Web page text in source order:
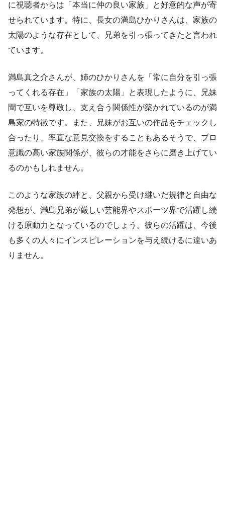
に視聴者からは「本当に仲の良い家族」と好意的な声が寄
せられています。特に、長女の満島ひかりさんは、家族の
太陽のような存在として、兄弟を引っ張ってきたと言われ
ています。
満島真之介さんが、姉のひかりさんを「常に自分を引っ張
ってくれる存在」「家族の太陽」と表現したように、兄妹
間で互いを尊敬し、支え合う関係性が築かれているのが満
島家の特徴です。また、兄妹がお互いの作品をチェックし
合ったり、率直な意見交換をすることもあるそうで、プロ
意識の高い家族関係が、彼らの才能をさらに磨き上げてい
るのかもしれません。
このような家族の絆と、父親から受け継いだ規律と自由な
発想が、満島兄弟が厳しい芸能界やスポーツ界で活躍し続
ける原動力となっているのでしょう。彼らの活躍は、今後
も多くの人々にインスピレーションを与え続けるに違いあ
りません。